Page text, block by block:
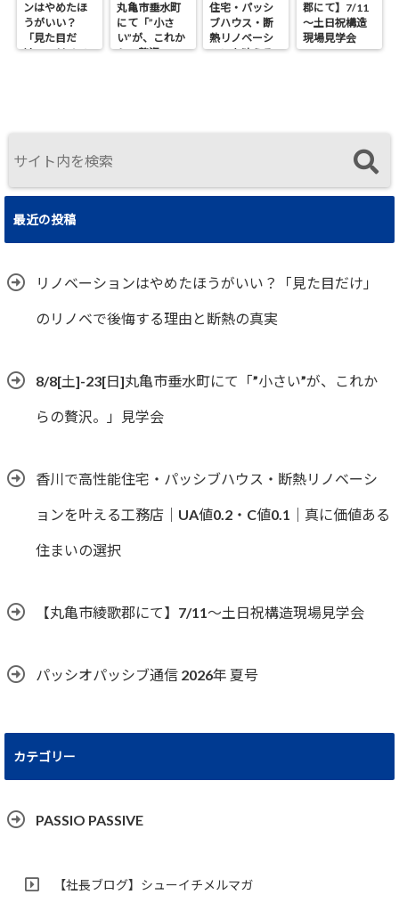
ンはやめたほ
うがいい？
「見た目だ
け」のリノベ
丸亀市垂水町
にて「”小さ
い”が、これか
らの贅沢。」
住宅・パッシ
ブハウス・断
熱リノベーシ
ョンを叶える
郡にて】7/11
～土日祝構造
現場見学会
最近の投稿
リノベーションはやめたほうがいい？「見た目だけ」
のリノベで後悔する理由と断熱の真実
8/8[土]-23[日]丸亀市垂水町にて「”小さい”が、これか
らの贅沢。」見学会
香川で高性能住宅・パッシブハウス・断熱リノベーシ
ョンを叶える工務店｜UA値0.2・C値0.1｜真に価値ある
住まいの選択
【丸亀市綾歌郡にて】7/11～土日祝構造現場見学会
パッシオパッシブ通信 2026年 夏号
カテゴリー
PASSIO PASSIVE
【社長ブログ】シューイチメルマガ